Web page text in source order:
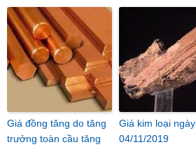
Giá đồng tăng do tăng
trưởng toàn cầu tăng
Giá kim loại ngày
04/11/2019